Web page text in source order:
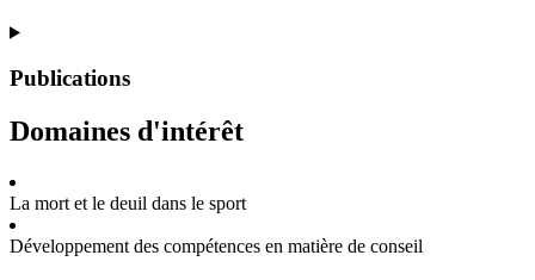
Publications
Domaines d'intérêt
La mort et le deuil dans le sport
Développement des compétences en matière de conseil